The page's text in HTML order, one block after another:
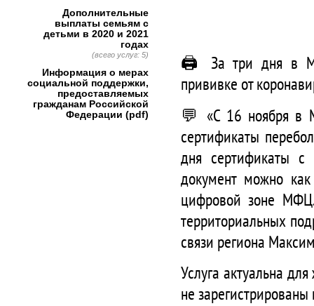
🖨 За три дня в
прививке от
💬 «С 16 ноября в
сертификаты
дня сертификаты с
документ можно
цифровой зоне
территориальных
связи региона
Услуга актуальна
не зарегистрированы
Дополнительные
выплаты семьям с
детьми в 2020 и 2021
годах
(всего услуг: 5)
Информация о мерах
социальной поддержки,
предоставляемых
гражданам Российской
Федерации (pdf)